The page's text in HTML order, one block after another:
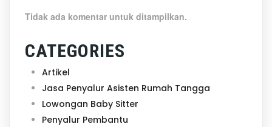
Tidak ada komentar untuk ditampilkan.
CATEGORIES
Artikel
Jasa Penyalur Asisten Rumah Tangga
Lowongan Baby Sitter
Penyalur Pembantu